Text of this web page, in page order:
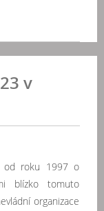
v
od roku 1997 o
blízko tomuto
organizace